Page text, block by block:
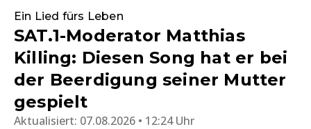
Ein Lied fürs Leben
SAT.1-Moderator Matthias
Killing: Diesen Song hat er bei
der Beerdigung seiner Mutter
gespielt
Aktualisiert: 07.08.2026 • 12:24 Uhr